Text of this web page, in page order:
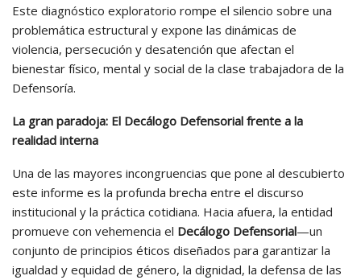
Este diagnóstico exploratorio rompe el silencio sobre una
problemática estructural y expone las dinámicas de
violencia, persecución y desatención que afectan el
bienestar físico, mental y social de la clase trabajadora de la
Defensoría.
La gran paradoja: El Decálogo Defensorial frente a la
realidad interna
Una de las mayores incongruencias que pone al descubierto
este informe es la profunda brecha entre el discurso
institucional y la práctica cotidiana. Hacia afuera, la entidad
promueve con vehemencia el Decálogo Defensorial—un
conjunto de principios éticos diseñados para garantizar la
igualdad y equidad de género, la dignidad, la defensa de las